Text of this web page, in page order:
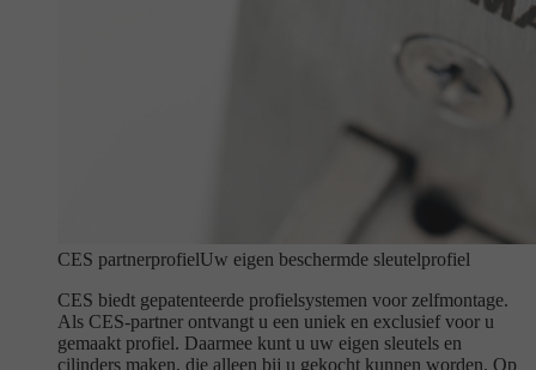
CES partnerprofielUw eigen beschermde sleutelprofiel
CES biedt gepatenteerde profielsystemen voor zelfmontage.
Als CES-partner ontvangt u een uniek en exclusief voor u
gemaakt profiel. Daarmee kunt u uw eigen sleutels en
cilinders maken, die alleen bij u gekocht kunnen worden. Op